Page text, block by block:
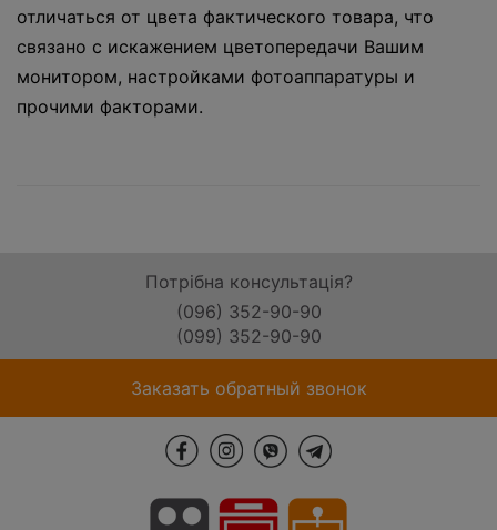
отличаться от цвета фактического товара, что
связано с искажением цветопередачи Вашим
монитором, настройками фотоаппаратуры и
прочими факторами.
Потрібна консультація?
(096) 352-90-90
(099) 352-90-90
Заказать обратный звонок